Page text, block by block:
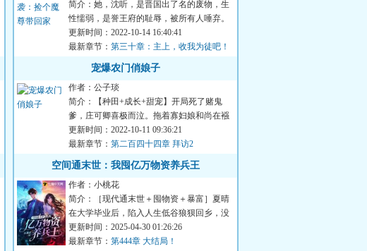
简介：她，沈听，是晋国出了名的废物，生
性懦弱，是誉王府的耻辱，被所有人唾弃。
最终遭人陷害而死。再次...
更新时间：2022-10-14 16:40:41
最新章节： 第三十章：主上，收我为徒吧！
宠爆农门俏娘子
作者：公子琰
简介：【种田+成长+甜宠】开局死了赌鬼
爹，庄可卿喜极而泣。拖着寡妇娘和尚在襁
褓的小弟，她种地养鱼又经...
更新时间：2022-10-11 09:36:21
最新章节： 第二百四十四章 拜访2
空间通末世：我囤亿万物资养兵王
作者：小桃花
简介：［现代通末世＋囤物资＋暴富］夏晴
在大学毕业后，陷入人生低谷狼狈回乡，没
想到早年觉醒的鸡肋空间...
更新时间：2025-04-30 01:26:26
最新章节： 第444章 大结局！